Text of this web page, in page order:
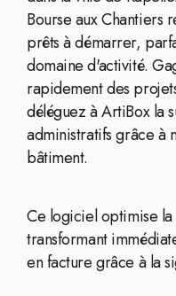
Bourse aux Chantiers
prêts à démarrer,
domaine d'activité.
rapidement des
déléguez à ArtiBox la
administratifs grâce à
bâtiment.
Ce logiciel optimise
transformant
en facture grâce à la